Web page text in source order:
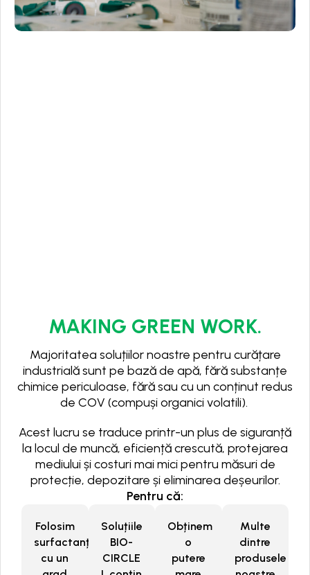
MAKING GREEN WORK.
Majoritatea soluțiilor noastre pentru curățare
industrială sunt pe bază de apă, fără substanțe
chimice periculoase, fără sau cu un conținut redus
de COV (compuși organici volatili).
Acest lucru se traduce printr-un plus de siguranță
la locul de muncă, eficiență crescută, protejarea
mediului și costuri mai mici pentru măsuri de
protecție, depozitare și eliminarea deșeurilor.
Pentru că:
Folosim
surfactanți
cu un
Soluțiile
BIO-
CIRCLE
Obținem
o
putere
Multe
dintre
produsele